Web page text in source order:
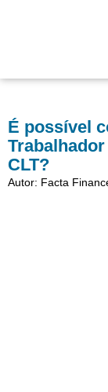
É possível
CLT?
Autor: Facta